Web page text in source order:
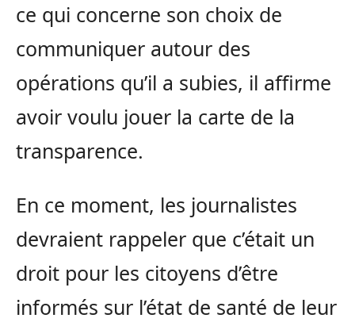
ce qui concerne son choix de
communiquer autour des
opérations qu’il a subies, il affirme
avoir voulu jouer la carte de la
transparence.
En ce moment, les journalistes
devraient rappeler que c’était un
droit pour les citoyens d’être
informés sur l’état de santé de leur